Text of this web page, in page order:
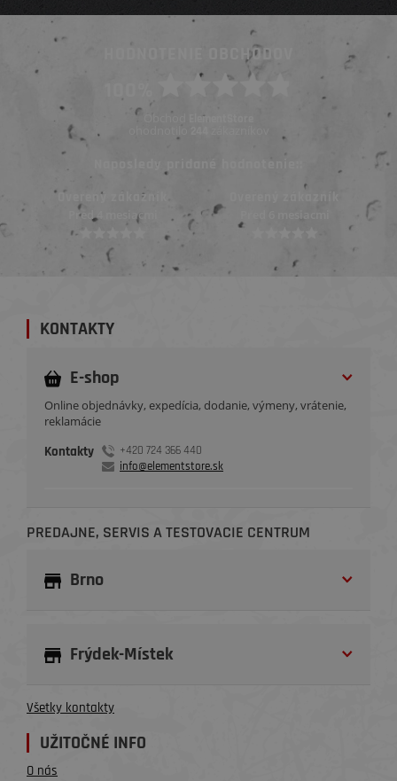
HODNOTENIE OBCHODOV
Obchod ElementStore
ohodnotilo
Naposledy pridané hodnotenie::
Overený zákazník
Pred 4 mesiacmi
KONTAKTY
E-shop
Online objednávky, expedícia, dodanie, výmeny, vrátenie,
reklamácie
Kontakty
+420 724 366 440
info@elementstore.sk
PREDAJNE, SERVIS A TESTOVACIE CENTRUM
Brno
Frýdek-Místek
Všetky kontakty
UŽITOČNÉ INFO
O nás